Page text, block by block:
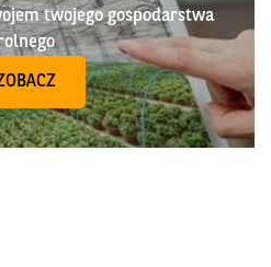
twojego gospodarstwa